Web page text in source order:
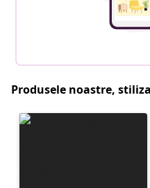
Produsele noastre,